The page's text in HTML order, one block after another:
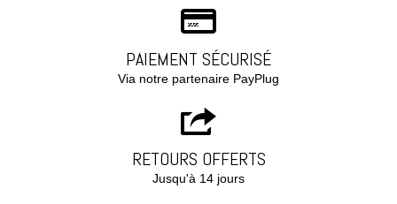
PAIEMENT SÉCURISÉ
Via notre partenaire PayPlug
RETOURS OFFERTS
Jusqu'à 14 jours